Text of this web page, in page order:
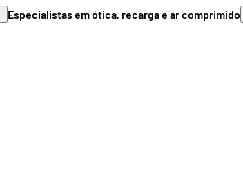
Especialistas em ótica, recarga e ar comprimido